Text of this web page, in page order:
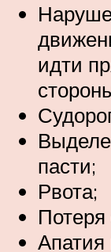
идти
пасти;
Рвота;
Потеря